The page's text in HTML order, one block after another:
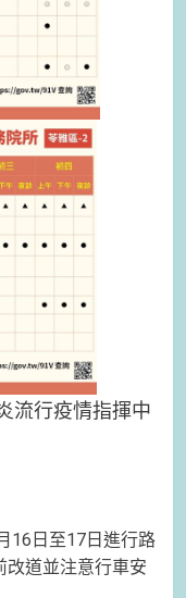
流行疫情指揮中
16日至17日進行路
改道並注意行車安